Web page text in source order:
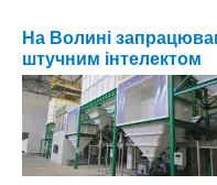
На Волині
штучним інтелектом